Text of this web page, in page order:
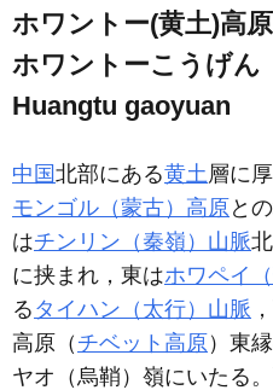
ホワントー(黄土)高原
ホワントーこうげん
Huangtu gaoyuan
中国北部にある黄土層に
モンゴル（蒙古）高原 と
はチンリン（秦嶺）山脈
に挟まれ，東はホワペイ
る タイハン（太行）山脈
高原（ チベット高原 ）東
ヤオ（烏鞘）嶺にいたる